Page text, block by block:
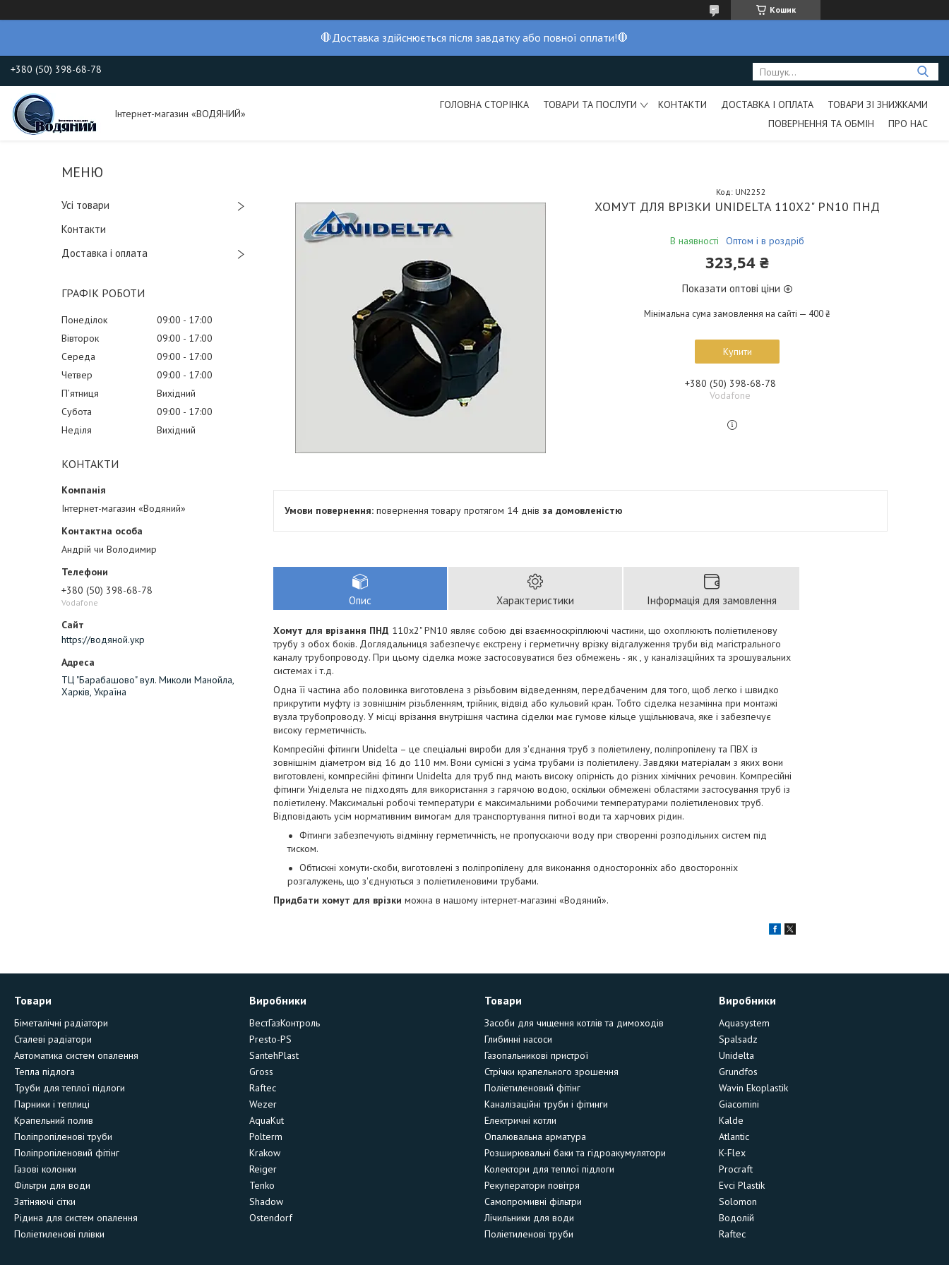
Кошик
🛑Доставка здійснюється після завдатку або повної оплати!🛑
+380 (50) 398-68-78
Інтернет-магазин «ВОДЯНИЙ»
ГОЛОВНА СТОРІНКА ТОВАРИ ТА ПОСЛУГИ КОНТАКТИ ДОСТАВКА І ОПЛАТА
ТОВАРИ ЗІ ЗНИЖКАМИ
ПОВЕРНЕННЯ ТА ОБМІН
ПРО НАС
Усі товари
Контакти
Доставка і оплата
ГРАФІК РОБОТИ
Понеділок 09:00
17:00
Вівторок
09:00
17:00
Середа
09:00
17:00
Четвер
09:00
17:00
Пʼятниця
Вихідний
Субота
09:00
17:00
Неділя
Вихідний
КОНТАКТИ
Інтернет-магазин «Водяний»
Андрій чи Володимир
+380 (50) 398-68-78
Vodafone
https://водяной.укр
ТЦ "Барабашово" вул. Миколи Манойла,
Харків, Україна
ХОМУТ ДЛЯ ВРІЗКИ UNIDELTA 110Х2" PN10 ПНД
В наявності Оптом і в роздріб
Код: UN2252
323,54 ₴
Показати оптові ціни
Мінімальна сума замовлення на сайті — 400 ₴
Купити
+380 (50) 398-68-78
Vodafone
повернення товару протягом 14 днів за домовленістю
Опис Характеристики Інформація для замовлення
Хомут для врізання ПНД 110х2" PN10 являє собою дві взаємноскріплюючі частини, що охоплюють поліетиленову
трубу з обох боків. Доглядальниця забезпечує екстрену і герметичну врізку відгалуження труби від магістрального
каналу трубопроводу. При цьому сіделка може застосовуватися без обмежень - як , у каналізаційних та зрошувальних
системах і т.д.
Одна її частина або половинка виготовлена з різьбовим відведенням, передбаченим для того, щоб легко і швидко
прикрутити муфту із зовнішнім різьбленням, трійник, відвід або кульовий кран. Тобто сіделка незамінна при монтажі
вузла трубопроводу. У місці врізання внутрішня частина сіделки має гумове кільце ущільнювача, яке і забезпечує
високу герметичність.
Компресійні фітинги Unidelta – це спеціальні вироби для з'єднання труб з поліетилену, поліпропілену та ПВХ із
зовнішнім діаметром від 16 до 110 мм. Вони сумісні з усіма трубами із поліетилену. Завдяки матеріалам з яких вони
виготовлені, компресійні фітинги Unidelta для труб пнд мають високу опірність до різних хімічних речовин. Компресійні
фітинги Унідельта не підходять для використання з гарячою водою, оскільки обмежені областями застосування труб із
поліетилену. Максимальні робочі температури є максимальними робочими температурами поліетиленових труб.
Відповідають усім нормативним вимогам для транспортування питної води та харчових рідин.
Фітинги забезпечують відмінну герметичність, не пропускаючи воду при створенні розподільних систем під
тиском.
Обтискні хомути-скоби, виготовлені з поліпропілену для виконання односторонніх або двосторонніх
розгалужень, що з'єднуються з поліетиленовими трубами.
Придбати хомут для врізки можна в нашому інтернет-магазині «Водяний».
Товари
Біметалічні радіатори
Сталеві радіатори
Автоматика систем опалення
Тепла підлога
Труби для теплої підлоги
Парники і теплиці
Крапельний полив
Поліпропіленові труби
Поліпропіленовий фітінг
Газові колонки
Фільтри для води
Затіняючі сітки
Рідина для систем опалення
Поліетиленові плівки
Виробники
ВестГазКонтроль
Presto-PS
SantehPlast
Gross
Raftec
Wezer
AquaKut
Polterm
Krakow
Reiger
Tenko
Shadow
Ostendorf
Товари
Засоби для чищення котлів та димоходів
Глибинні насоси
Газопальникові пристрої
Стрічки крапельного зрошення
Поліетиленовий фітінг
Каналізаційні труби і фітинги
Електричні котли
Опалювальна арматура
Розширювальні баки та гідроакумулятори
Колектори для теплої підлоги
Рекуператори повітря
Самопромивні фільтри
Лічильники для води
Поліетиленові труби
Виробники
Aquasystem
Spalsadz
Unidelta
Grundfos
Wavin Ekoplastik
Giacomini
Kalde
Atlantic
K-Flex
Procraft
Evci Plastik
Solomon
Водолій
Raftec